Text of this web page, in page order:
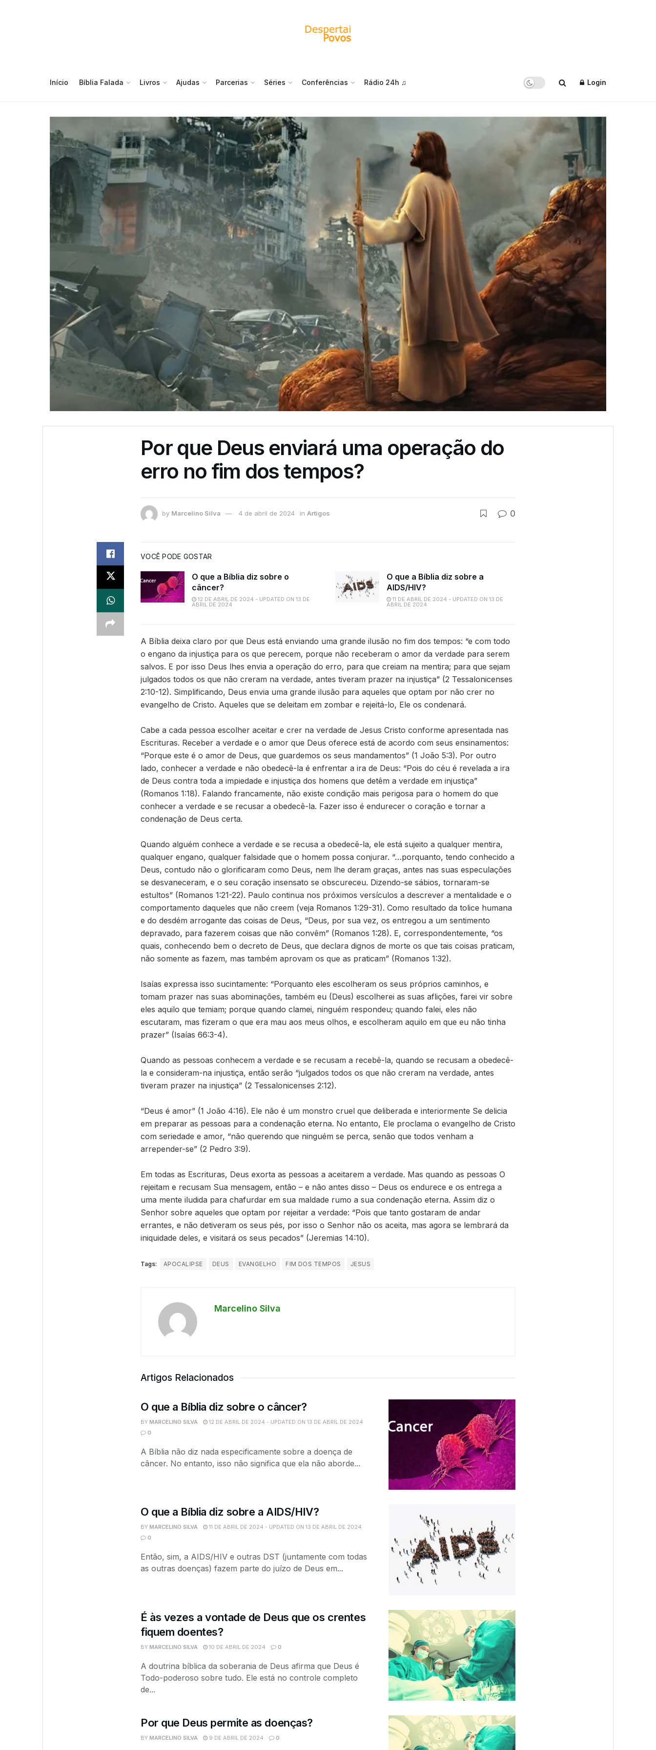
Início Bíblia Falada Livros Ajudas Parcerias Séries Conferências Rádio 24h ♫ Login
Por que Deus enviará uma operação do
erro no fim dos tempos?
by Marcelino Silva 4 de abril de 2024 in Artigos 0
VOCÊ PODE GOSTAR
O que a Bíblia diz sobre o
câncer?
12 DE ABRIL DE 2024 - UPDATED ON 13 DE
ABRIL DE 2024
O que a Bíblia diz sobre a
AIDS/HIV?
11 DE ABRIL DE 2024 - UPDATED ON 13 DE
ABRIL DE 2024
A Bíblia deixa claro por que Deus está enviando uma grande ilusão no fim dos tempos: “e com todo
o engano da injustiça para os que perecem, porque não receberam o amor da verdade para serem
salvos. E por isso Deus lhes envia a operação do erro, para que creiam na mentira; para que sejam
julgados todos os que não creram na verdade, antes tiveram prazer na injustiça” (2 Tessalonicenses
2:10-12). Simplificando, Deus envia uma grande ilusão para aqueles que optam por não crer no
evangelho de Cristo. Aqueles que se deleitam em zombar e rejeitá-lo, Ele os condenará.
Cabe a cada pessoa escolher aceitar e crer na verdade de Jesus Cristo conforme apresentada nas
Escrituras. Receber a verdade e o amor que Deus oferece está de acordo com seus ensinamentos:
“Porque este é o amor de Deus, que guardemos os seus mandamentos” (1 João 5:3). Por outro
lado, conhecer a verdade e não obedecê-la é enfrentar a ira de Deus: “Pois do céu é revelada a ira
de Deus contra toda a impiedade e injustiça dos homens que detêm a verdade em injustiça”
(Romanos 1:18). Falando francamente, não existe condição mais perigosa para o homem do que
conhecer a verdade e se recusar a obedecê-la. Fazer isso é endurecer o coração e tornar a
condenação de Deus certa.
Quando alguém conhece a verdade e se recusa a obedecê-la, ele está sujeito a qualquer mentira,
qualquer engano, qualquer falsidade que o homem possa conjurar. “…porquanto, tendo conhecido a
Deus, contudo não o glorificaram como Deus, nem lhe deram graças, antes nas suas especulações
se desvaneceram, e o seu coração insensato se obscureceu. Dizendo-se sábios, tornaram-se
estultos” (Romanos 1:21-22). Paulo continua nos próximos versículos a descrever a mentalidade e o
comportamento daqueles que não creem (veja Romanos 1:29-31). Como resultado da tolice humana
e do desdém arrogante das coisas de Deus, “Deus, por sua vez, os entregou a um sentimento
depravado, para fazerem coisas que não convêm” (Romanos 1:28). E, correspondentemente, “os
quais, conhecendo bem o decreto de Deus, que declara dignos de morte os que tais coisas praticam,
não somente as fazem, mas também aprovam os que as praticam” (Romanos 1:32).
Isaías expressa isso sucintamente: “Porquanto eles escolheram os seus próprios caminhos, e
tomam prazer nas suas abominações, também eu (Deus) escolherei as suas aflições, farei vir sobre
eles aquilo que temiam; porque quando clamei, ninguém respondeu; quando falei, eles não
escutaram, mas fizeram o que era mau aos meus olhos, e escolheram aquilo em que eu não tinha
prazer” (Isaías 66:3-4).
Quando as pessoas conhecem a verdade e se recusam a recebê-la, quando se recusam a obedecê-
la e consideram-na injustiça, então serão “julgados todos os que não creram na verdade, antes
tiveram prazer na injustiça” (2 Tessalonicenses 2:12).
“Deus é amor” (1 João 4:16). Ele não é um monstro cruel que deliberada e interiormente Se delicia
em preparar as pessoas para a condenação eterna. No entanto, Ele proclama o evangelho de Cristo
com seriedade e amor, “não querendo que ninguém se perca, senão que todos venham a
arrepender-se” (2 Pedro 3:9).
Em todas as Escrituras, Deus exorta as pessoas a aceitarem a verdade. Mas quando as pessoas O
rejeitam e recusam Sua mensagem, então – e não antes disso – Deus os endurece e os entrega a
uma mente iludida para chafurdar em sua maldade rumo a sua condenação eterna. Assim diz o
Senhor sobre aqueles que optam por rejeitar a verdade: “Pois que tanto gostaram de andar
errantes, e não detiveram os seus pés, por isso o Senhor não os aceita, mas agora se lembrará da
iniquidade deles, e visitará os seus pecados” (Jeremias 14:10).
Tags: APOCALIPSE DEUS EVANGELHO FIM DOS TEMPOS JESUS
Marcelino Silva
Artigos Relacionados
O que a Bíblia diz sobre o câncer?
BY MARCELINO SILVA
12 DE ABRIL DE 2024 - UPDATED ON 13 DE ABRIL DE 2024
0
A Bíblia não diz nada especificamente sobre a doença de
câncer. No entanto, isso não significa que ela não aborde...
O que a Bíblia diz sobre a AIDS/HIV?
BY MARCELINO SILVA
11 DE ABRIL DE 2024 - UPDATED ON 13 DE ABRIL DE 2024
0
Então, sim, a AIDS/HIV e outras DST (juntamente com todas
as outras doenças) fazem parte do juízo de Deus em...
É às vezes a vontade de Deus que os crentes
fiquem doentes?
BY MARCELINO SILVA 10 DE ABRIL DE 2024 0
A doutrina bíblica da soberania de Deus afirma que Deus é
Todo-poderoso sobre tudo. Ele está no controle completo
de...
Por que Deus permite as doenças?
BY MARCELINO SILVA 9 DE ABRIL DE 2024 0